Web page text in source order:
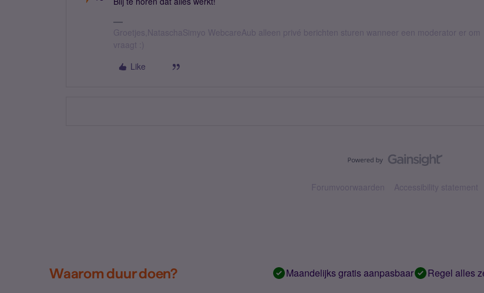
Groetjes,NataschaSimyo WebcareAub alleen privé berichten sturen wanneer een moderator er om
vraagt :)
Like
Forumvoorwaarden Accessibility statement
Waarom duur doen? Maandelijks gratis aanpasbaar Regel alles